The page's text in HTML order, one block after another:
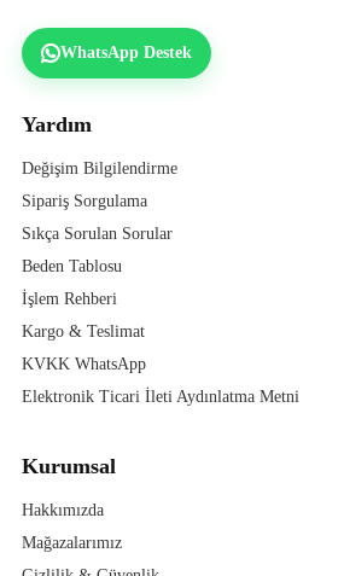
WhatsApp Destek
Yardım
Değişim Bilgilendirme
Sipariş Sorgulama
Sıkça Sorulan Sorular
Beden Tablosu
İşlem Rehberi
Kargo & Teslimat
KVKK WhatsApp
Elektronik Ticari İleti Aydınlatma Metni
Kurumsal
Hakkımızda
Mağazalarımız